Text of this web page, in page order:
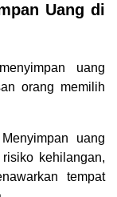
Uang di
uang
orang memilih
uang
kehilangan,
tempat